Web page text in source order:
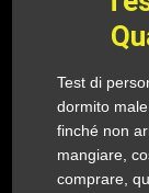
Test di
dormito
finché non
mangiare,
comprare,